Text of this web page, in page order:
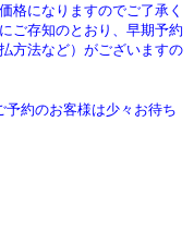
格になりますのでご了承く
ご存知のとおり、早期予約
方法など）がございますの
約のお客様は少々お待ち